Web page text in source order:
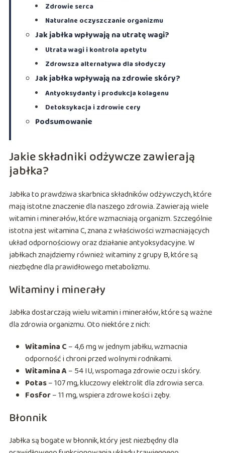
Zdrowie serca
Naturalne oczyszczanie organizmu
Jak jabłka wpływają na utratę wagi?
Utrata wagi i kontrola apetytu
Zdrowsza alternatywa dla słodyczy
Jak jabłka wpływają na zdrowie skóry?
Antyoksydanty i produkcja kolagenu
Detoksykacja i zdrowie cery
Podsumowanie
Jakie składniki odżywcze zawierają
jabłka?
Jabłka to prawdziwa skarbnica składników odżywczych, które
mają istotne znaczenie dla naszego zdrowia. Zawierają wiele
witamin i minerałów, które wzmacniają organizm. Szczególnie
istotna jest witamina C, znana z właściwości wzmacniających
układ odpornościowy oraz działanie antyoksydacyjne. W
jabłkach znajdziemy również witaminy z grupy B, które są
niezbędne dla prawidłowego metabolizmu.
Witaminy i minerały
Jabłka dostarczają wielu witamin i minerałów, które są ważne
dla zdrowia organizmu. Oto niektóre z nich:
Witamina C – 4,6 mg w jednym jabłku, wzmacnia
odporność i chroni przed wolnymi rodnikami.
Witamina A – 54 IU, wspomaga zdrowie oczu i skóry.
Potas– 107 mg, kluczowy elektrolit dla zdrowia serca.
Fosfor– 11 mg, wspiera zdrowe kości i zęby.
Błonnik
Jabłka są bogate w błonnik, który jest niezbędny dla